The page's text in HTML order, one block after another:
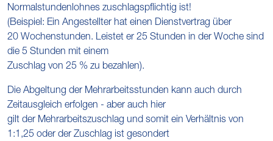
Normalstundenlohnes zuschlagspflichtig ist!
(Beispiel: Ein Angestellter hat einen Dienstvertrag über
20 Wochenstunden. Leistet er 25 Stunden in der Woche sind
die 5 Stunden mit einem
Zuschlag von 25 % zu bezahlen).
Die Abgeltung der Mehrarbeitsstunden kann auch durch
Zeitausgleich erfolgen - aber auch hier
gilt der Mehrarbeitszuschlag und somit ein Verhältnis von
1:1,25 oder der Zuschlag ist gesondert